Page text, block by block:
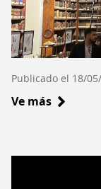
e
instala
un
nuevo
récord
histórico
Publicado el 18/
Ve más sobre
Día